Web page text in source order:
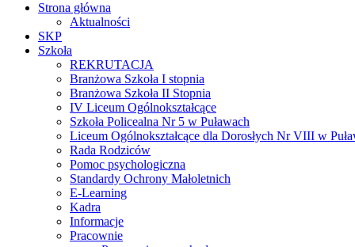
Strona główna
Aktualności
SKP
Szkoła
REKRUTACJA
Branżowa Szkoła I stopnia
Branżowa Szkoła II Stopnia
IV Liceum Ogólnokształcące
Szkoła Policealna Nr 5 w Puławach
Liceum Ogólnokształcące dla Dorosłych Nr VIII w
Rada Rodziców
Pomoc psychologiczna
Standardy Ochrony Małoletnich
E-Learning
Kadra
Informacje
Pracownie